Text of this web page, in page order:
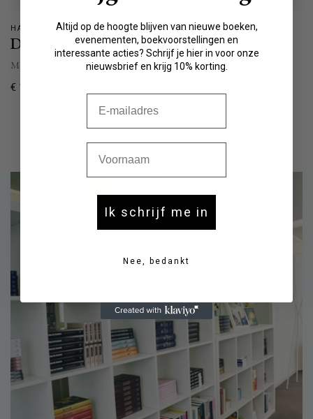
HARDBACK
De gouden frikandel
Marc de Bel
Normale
€ 19,99
Bekijk alle boeken
Altijd op de hoogte blijven van nieuwe boeken,
evenementen, boekvoorstellingen en
interessante acties? Schrijf je hier in voor onze
nieuwsbrief en krijg 10% korting.
Ik schrijf me in
Nee, bedankt